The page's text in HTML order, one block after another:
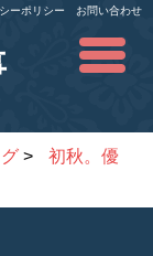
ーポリシー お問い合わせ
>
初秋。優